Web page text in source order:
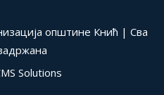
општине Кнић | Сва
Solutions